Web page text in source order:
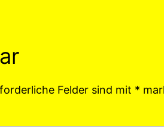
Felder sind mit *